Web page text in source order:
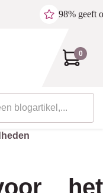
98% geeft
0
het